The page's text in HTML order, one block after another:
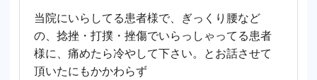
当院にいらしてる患者様で、ぎっくり腰など
の、捻挫・打撲・挫傷でいらっしゃってる患者
様に、痛めたら冷やして下さい。とお話させて
頂いたにもかかわらず